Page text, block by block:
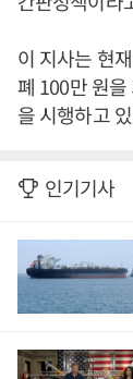
이 지사는 현
폐 100만 원
을 시행하고
인기기사